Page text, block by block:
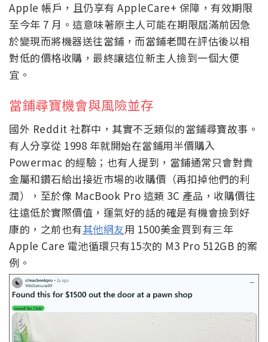
Apple 帳戶，且仍享有 AppleCare+ 保障，有效期限
至今年 7 月。這意味著原主人可能在期限屆滿前因急
於變現而將機器送往當鋪，而當鋪老闆在評估後以相
對低的價格收購，最終讓這位新主人撿到一個大便
宜。
當鋪尋寶機會與風險並存
國外 Reddit 社群中，其實不乏類似的當鋪尋寶故事。
有人分享從 1998 年就開始在當鋪用半價購入
Powermac 的經驗；也有人提到，當鋪通常只會對貴
金屬和鑽石給出接近市場的收購價（再扣掉他們的利
潤），至於像 MacBook Pro 這類 3C 產品，收購價往
往遠低於實際價值，運氣好的話的確是有機會撿到好
康的，之前也有其他網友用 1500美金買到有三年
Apple Care 電池循環只有15次的 M3 Pro 512GB 的案
例。